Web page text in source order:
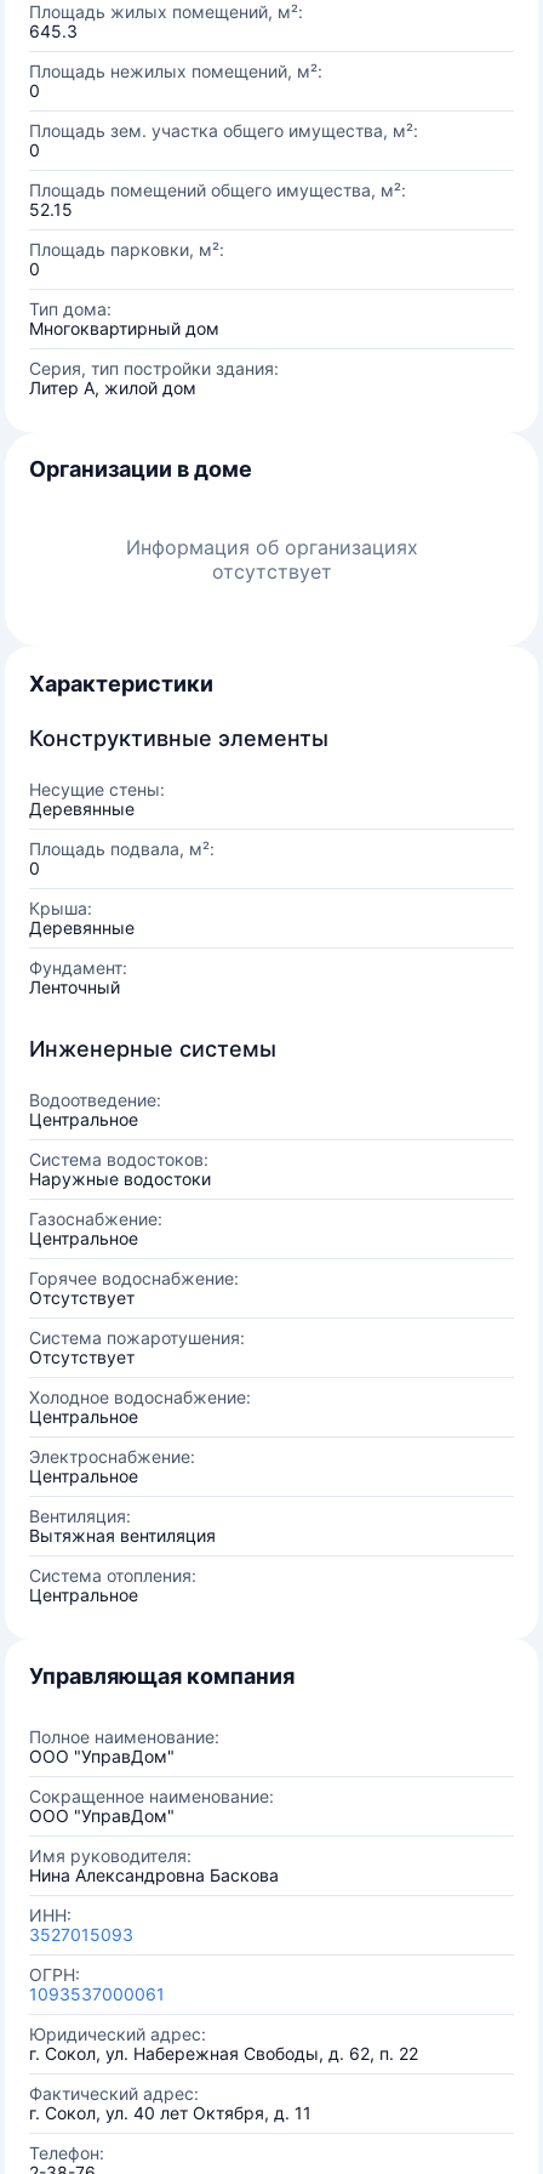
Площадь жилых помещений, м²:
645.3
Площадь нежилых помещений, м²:
0
Площадь зем. участка общего имущества, м²:
0
Площадь помещений общего имущества, м²:
52.15
Площадь парковки, м²:
0
Тип дома:
Многоквартирный дом
Серия, тип постройки здания:
Литер А, жилой дом
Организации в доме
Информация об организациях
отсутствует
Характеристики
Конструктивные элементы
Несущие стены:
Деревянные
Площадь подвала, м²:
0
Крыша:
Деревянные
Фундамент:
Ленточный
Инженерные системы
Водоотведение:
Центральное
Система водостоков:
Наружные водостоки
Газоснабжение:
Центральное
Горячее водоснабжение:
Отсутствует
Система пожаротушения:
Отсутствует
Холодное водоснабжение:
Центральное
Электроснабжение:
Центральное
Вентиляция:
Вытяжная вентиляция
Система отопления:
Центральное
Управляющая компания
Полное наименование:
ООО "УправДом"
Сокращенное наименование:
ООО "УправДом"
Имя руководителя:
Нина Александровна Баскова
ИНН:
3527015093
ОГРН:
1093537000061
Юридический адрес:
г. Сокол, ул. Набережная Свободы, д. 62, п. 22
Фактический адрес:
г. Сокол, ул. 40 лет Октября, д. 11
Телефон: